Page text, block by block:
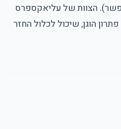
הצוות של עליאקספרס
הוגן, שיכול לכלול החזר